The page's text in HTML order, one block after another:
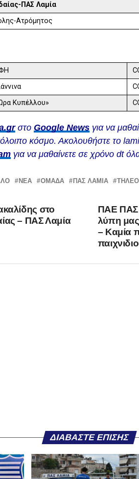
ΠΑΣ Λαμία
Ατρόμητος
Κυπέλλου»
στο Google News για να
κόσμο. Ακολουθήστε το
για να μαθαίνετε σε χρόνο dt
ΝΈΑ ΟΜΆΔΑ ΠΑΣ ΛΑΜΙΑ
ΠΑΕ ΠΑΣ
λύπη μας
– Καμία
στο
– ΠΑΣ Λαμία
ΔΙΑΒΆΣΤΕ ΕΠΊΣΗΣ